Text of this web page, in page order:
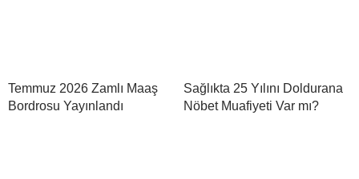
Temmuz 2026 Zamlı Maaş
Bordrosu Yayınlandı
Sağlıkta 25 Yılını Doldurana
Nöbet Muafiyeti Var mı?